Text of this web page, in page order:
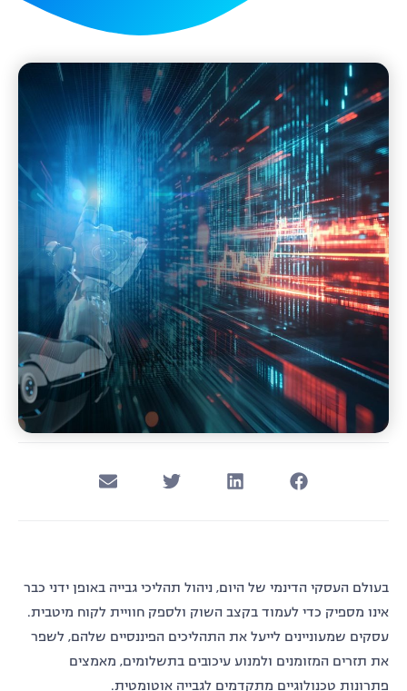
בעולם העסקי הדינמי של היום, ניהול תהליכי גבייה באופן ידני כבר
אינו מספיק כדי לעמוד בקצב השוק ולספק חוויית לקוח מיטבית.
עסקים שמעוניינים לייעל את התהליכים הפיננסיים שלהם, לשפר
את תזרים המזומנים ולמנוע עיכובים בתשלומים, מאמצים
פתרונות טכנולוגיים מתקדמים לגבייה אוטומטית.